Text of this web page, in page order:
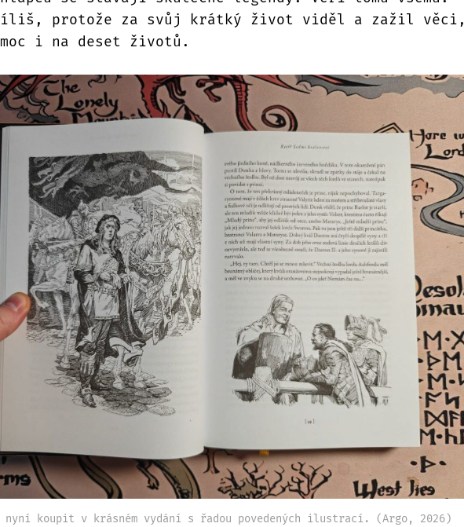
protože za svůj krátký život viděl a zažil věci,
i na deset životů.
nyní koupit v krásném vydání s řadou povedených ilustrací. (Argo, 2026)